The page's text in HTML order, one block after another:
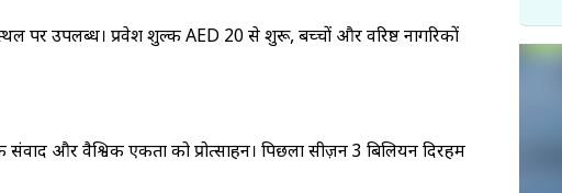
उपलब्ध। प्रवेश शुल्क AED 20 से शुरू, बच्चों और वरिष्ठ नागरिकों
संवाद और वैश्विक एकता को प्रोत्साहन। पिछला सीज़न 3 बिलियन दिरहम